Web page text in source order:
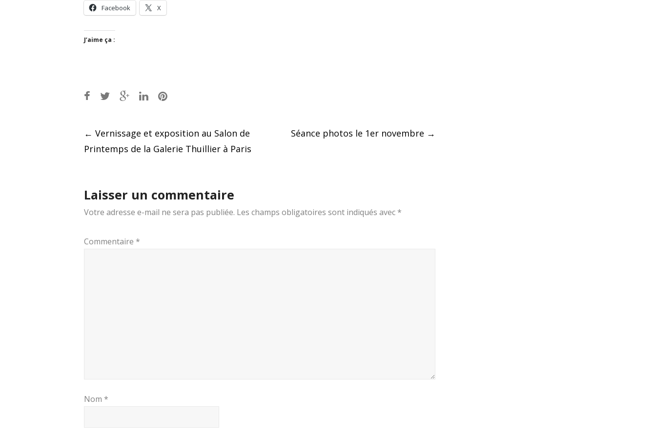
Facebook X
J’aime ça :
Post
navigation
← Vernissage et exposition au Salon de
Printemps de la Galerie Thuillier à Paris
Séance photos le 1er novembre →
Laisser un commentaire
Votre adresse e-mail ne sera pas publiée. Les champs obligatoires sont indiqués avec *
Commentaire *
Nom *